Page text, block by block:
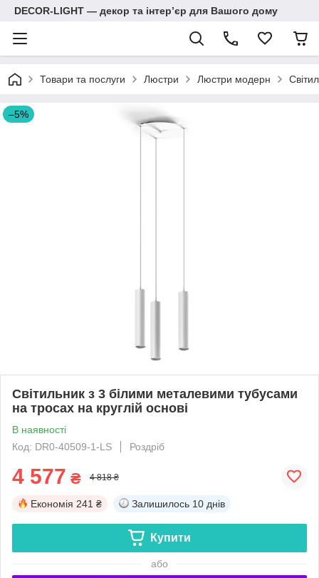
DECOR-LIGHT — декор та інтерʼєр для Вашого дому
Товари та послуги Люстри Люстри модерн
–5%
Світильник з 3 білими металевими тубусами
на тросах на круглій основі
В наявності
Код: DR0-40509-1-LS
Роздріб
4 577 ₴ 4 818 ₴
Економія 241 ₴ Залишилось 10 днів
Купити
або